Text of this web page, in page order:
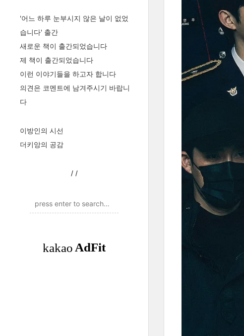
'어느 하루 눈부시지 않은 날이 없었
습니다' 출간
새로운 책이 출간되었습니다
제 책이 출간되었습니다
이런 이야기들을 하고자 합니다
의견은 코멘트에 남겨주시기 바랍니
다
이방인의 시선
더키앙의 공감
/ /